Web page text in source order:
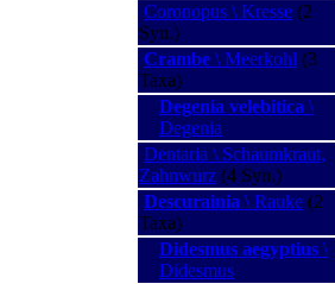
Coronopus \ Kresse (2
Syn.)
Crambe \ Meerkohl (3
Taxa)
Degenia velebitica \
Degenia
Dentaria \ Schaumkraut,
Zahnwurz (4 Syn.)
Descurainia \ Rauke (2
Taxa)
Didesmus aegyptius \
Didesmus